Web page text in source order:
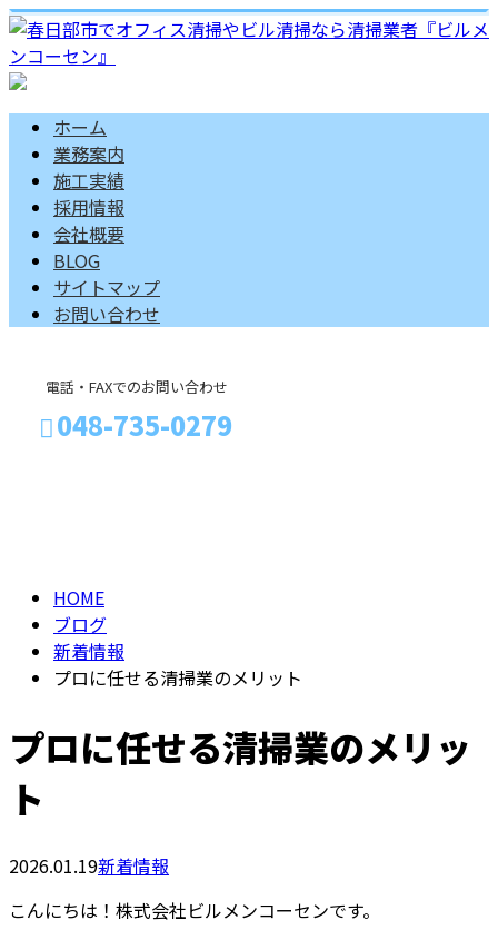
ホーム
業務案内
施工実績
採用情報
会社概要
BLOG
サイトマップ
お問い合わせ
電話・FAXでのお問い合わせ
048-735-0279
HOME
ブログ
新着情報
プロに任せる清掃業のメリット
プロに任せる清掃業のメリッ
ト
2026.01.19新着情報
こんにちは！株式会社ビルメンコーセンです。